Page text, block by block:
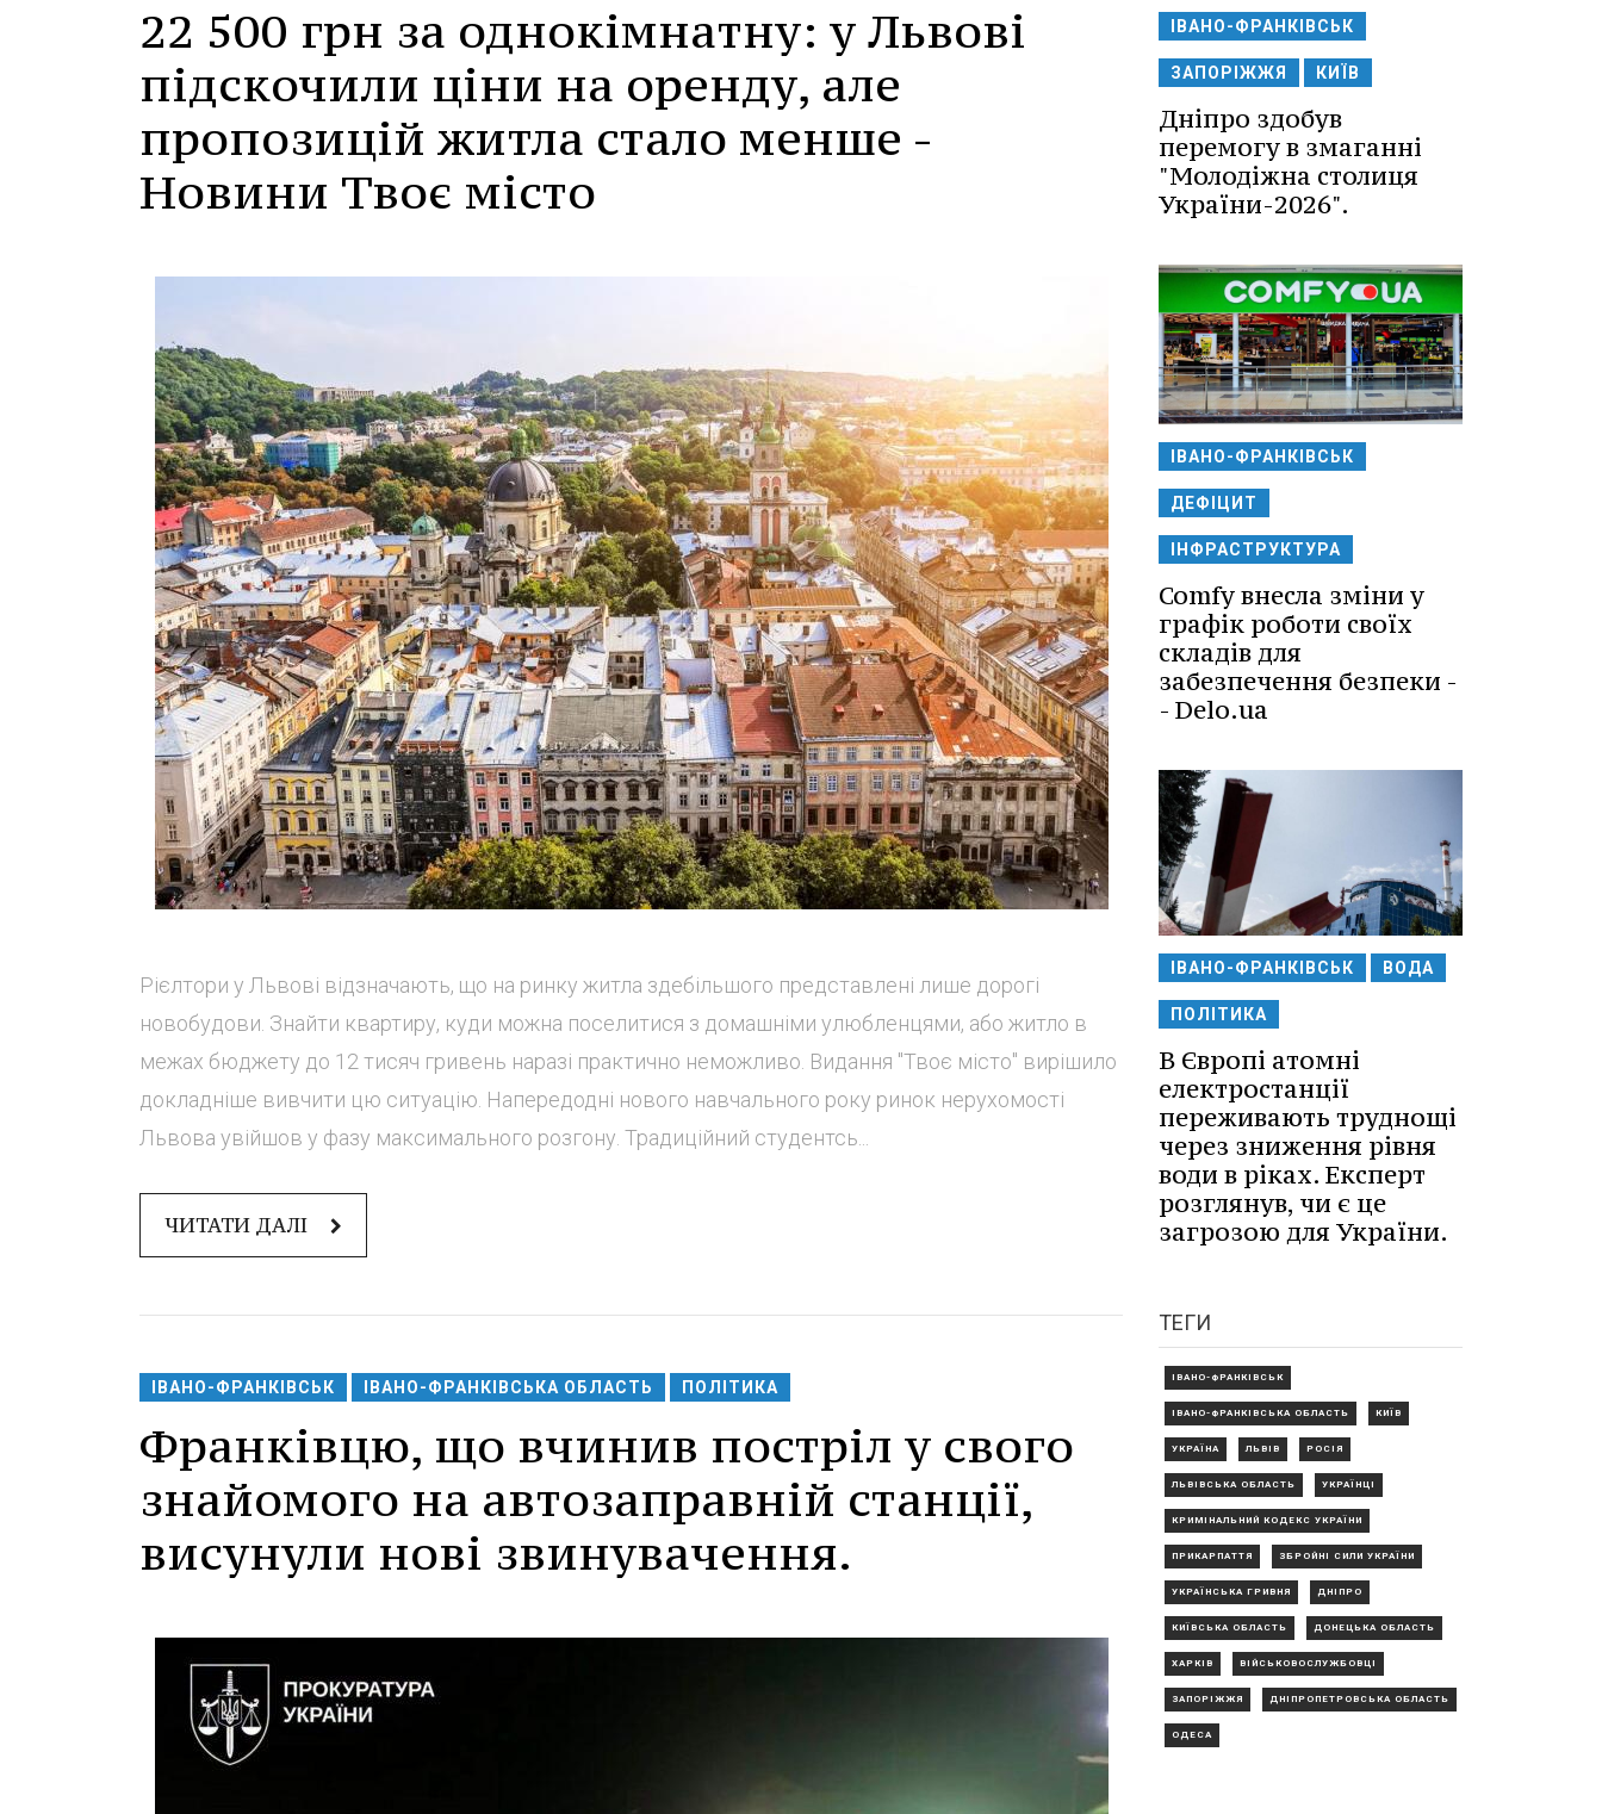
22 500 грн за однокімнатну: у Львові
підскочили ціни на оренду, але
пропозицій житла стало менше -
Новини Твоє місто
Рієлтори у Львові відзначають, що на ринку житла здебільшого представлені лише дорогі
новобудови. Знайти квартиру, куди можна поселитися з домашніми улюбленцями, або житло в
межах бюджету до 12 тисяч гривень наразі практично неможливо. Видання "Твоє місто" вирішило
докладніше вивчити цю ситуацію. Напередодні нового навчального року ринок нерухомості
Львова увійшов у фазу максимального розгону. Традиційний студентсь...
ЧИТАТИ ДАЛІ
ІВАНО-ФРАНКІВСЬК ІВАНО-ФРАНКІВСЬКА ОБЛАСТЬ ПОЛІТИКА
Франківцю, що вчинив постріл у свого
знайомого на автозаправній станції,
висунули нові звинувачення.
ІВАНО-ФРАНКІВСЬК
ЗАПОРІЖЖЯ КИЇВ
Дніпро здобув
перемогу в змаганні
"Молодіжна столиця
України-2026".
ІВАНО-ФРАНКІВСЬК
ДЕФІЦИТ
ІНФРАСТРУКТУРА
Comfy внесла зміни у
графік роботи своїх
складів для
забезпечення безпеки -
- Delo.ua
ІВАНО-ФРАНКІВСЬК ВОДА
ПОЛІТИКА
В Європі атомні
електростанції
переживають труднощі
через зниження рівня
води в ріках. Експерт
розглянув, чи є це
загрозою для України.
ТЕГИ
ІВАНО-ФРАНКІВСЬК
ІВАНО-ФРАНКІВСЬКА ОБЛАСТЬ КИЇВ
УКРАЇНА ЛЬВІВ РОСІЯ
ЛЬВІВСЬКА ОБЛАСТЬ УКРАЇНЦІ
КРИМІНАЛЬНИЙ КОДЕКС УКРАЇНИ
ПРИКАРПАТТЯ ЗБРОЙНІ СИЛИ УКРАЇНИ
УКРАЇНСЬКА ГРИВНЯ ДНІПРО
КИЇВСЬКА ОБЛАСТЬ ДОНЕЦЬКА ОБЛАСТЬ
ХАРКІВ ВІЙСЬКОВОСЛУЖБОВЦІ
ЗАПОРІЖЖЯ ДНІПРОПЕТРОВСЬКА ОБЛАСТЬ
ОДЕСА